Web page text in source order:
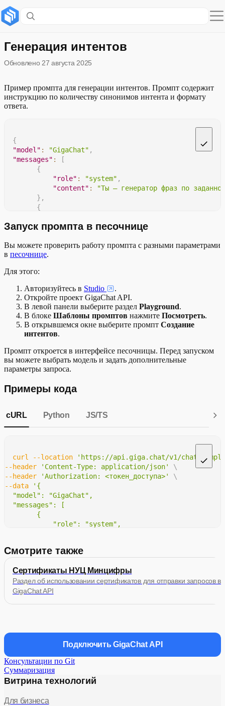
Запуск промпта в песочнице
Примеры кода
Генерация интентов
Обновлено 27 августа 2025
Пример промпта для генерации интентов. Промпт содержит
инструкцию по количеству синонимов интента и формату
ответа.
{
"model" : "GigaChat" ,
"messages" :
[
{
"role" : "system" ,
"content" :
"Ты — генератор фраз по
} ,
{
"content": "Интент: Заказ еды"
]
}
Запуск промпта в песочнице
Вы можете проверить работу промпта с разными параметрами
в песочнице.
Для этого:
Авторизуйтесь в Studio
.
Откройте проект GigaChat API.
В левой панели выберите раздел Playground.
В блоке Шаблоны промптов нажмите Посмотреть.
В открывшемся окне выберите промпт Создание
интентов.
Промпт откроется в интерфейсе песочницы. Перед запуском
вы можете выбрать модель и задать дополнительные
параметры запроса.
Примеры кода
cURL Python JS/TS
curl --location
'https://api.giga.chat/v1/chat/
--header
'Content-Type: application/json'
\
--header
'Authorization: <токен_доступа>'
\
--data
'{
  "model": "GigaChat",
  "messages": [
        {
            "role": "system",
        {
            "role": "user",
            "content": "Интент: Заказ еды"
        },
    ]
}'
Смотрите также
Сертификаты НУЦ Минцифры
Раздел об использовании сертификатов для отправки запросов в
GigaChat API
Подключить GigaChat API
Консультации по Git
Суммаризация
Витрина технологий
Для бизнеса